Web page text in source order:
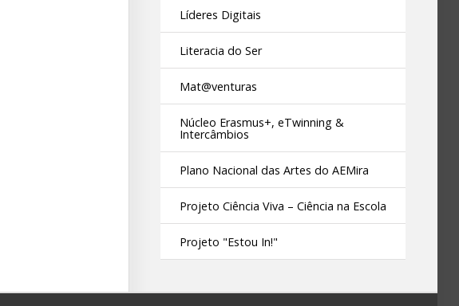
Líderes Digitais
Literacia do Ser
Mat@venturas
Núcleo Erasmus+, eTwinning &
Intercâmbios
Plano Nacional das Artes do AEMira
Projeto Ciência Viva – Ciência na Escola
Projeto "Estou In!"